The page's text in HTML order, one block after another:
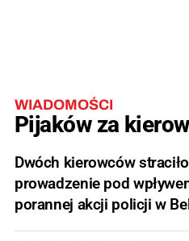
WIADOMOŚCI
Pijaków za
Dwóch kierowców
prowadzenie pod
porannej akcji policji w